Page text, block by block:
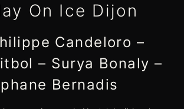
On Ice Dijon
Candeloro –
– Surya Bonaly –
Bernadis